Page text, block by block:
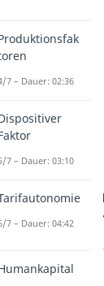
der
der
zur Stelle
(04:28)
7 – Dauer: 02:36
7 – Dauer: 03:10
7 – Dauer: 04:42